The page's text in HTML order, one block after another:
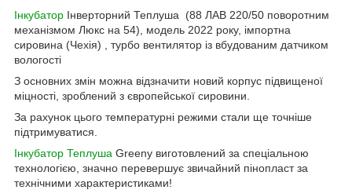
Інкубатор Інверторний Теплуша (88 ЛАВ 220/50 поворотним
механізмом Люкс на 54), модель 2022 року, імпортна
сировина (Чехія) , турбо вентилятор із вбудованим датчиком
вологості
З основних змін можна відзначити новий корпус підвищеної
міцності, зроблений з європейської сировини.
За рахунок цього температурні режими стали ще точніше
підтримуватися.
Інкубатор Теплуша Greeny виготовлений за спеціальною
технологією, значно перевершує звичайний пінопласт за
технічними характеристиками!